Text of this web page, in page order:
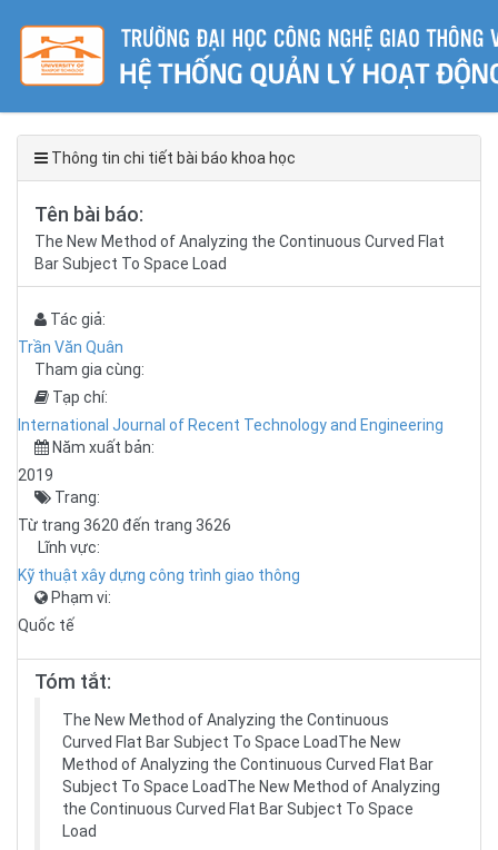
Thông tin chi tiết bài báo khoa học
Tên bài báo:
The New Method of Analyzing the Continuous Curved Flat
Bar Subject To Space Load
Tác giả:
Trần Văn Quân
Tham gia cùng:
Tạp chí:
International Journal of Recent Technology and Engineering
Năm xuất bản:
2019
Trang:
Từ trang 3620 đến trang 3626
Lĩnh vực:
Kỹ thuật xây dựng công trình giao thông
Phạm vi:
Quốc tế
Tóm tắt:
The New Method of Analyzing the Continuous
Curved Flat Bar Subject To Space LoadThe New
Method of Analyzing the Continuous Curved Flat Bar
Subject To Space LoadThe New Method of Analyzing
the Continuous Curved Flat Bar Subject To Space
Load